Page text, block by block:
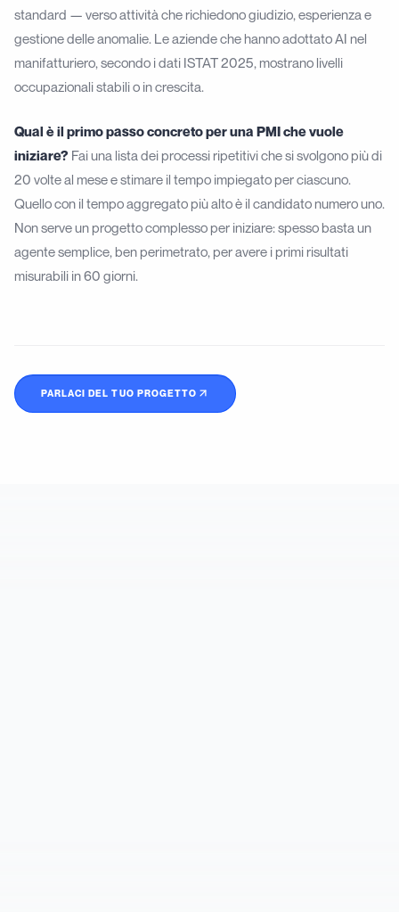
standard — verso attività che richiedono giudizio, esperienza e
gestione delle anomalie. Le aziende che hanno adottato AI nel
manifatturiero, secondo i dati ISTAT 2025, mostrano livelli
occupazionali stabili o in crescita.
Qual è il primo passo concreto per una PMI che vuole
iniziare? Fai una lista dei processi ripetitivi che si svolgono più di
20 volte al mese e stimare il tempo impiegato per ciascuno.
Quello con il tempo aggregato più alto è il candidato numero uno.
Non serve un progetto complesso per iniziare: spesso basta un
agente semplice, ben perimetrato, per avere i primi risultati
misurabili in 60 giorni.
PARLACI DEL TUO PROGETTO